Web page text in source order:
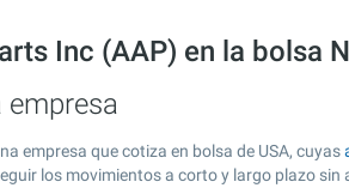
Inc (AAP) en la bolsa
empresa
empresa que cotiza en bolsa de USA, cuyas
los movimientos a corto y largo plazo